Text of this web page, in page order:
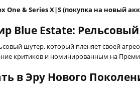
One & Series X|S (покупка на новый
Blue Estate:
шутер, который пленяет своей
критиков и номинированным на
в Эру Нового